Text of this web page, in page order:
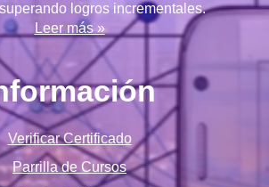
logros incrementales.
Leer más »
Verificar Certificado
Parrilla de Cursos